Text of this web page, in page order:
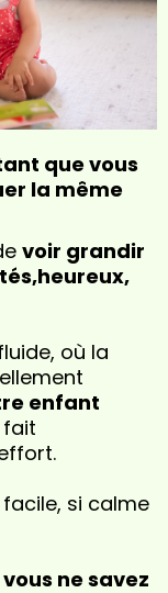
que vous
la même
voir grandir
où la
enfant
fait
si calme
ne savez